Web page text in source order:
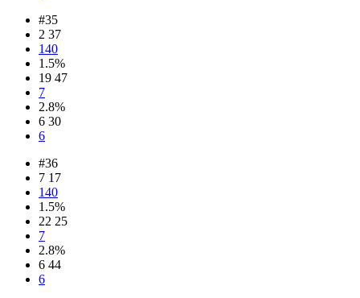
#35
2 37
140
1.5%
19 47
7
2.8%
6 30
6
#36
7 17
140
1.5%
22 25
7
2.8%
6 44
6